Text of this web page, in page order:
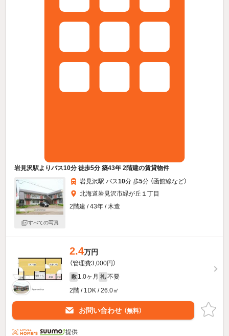
岩見沢駅よりバス10分 徒歩5分 築43年 2階建の賃貸物件
すべての写真
岩見沢駅 バス10分 歩5分 （函館線など）
北海道岩見沢市緑が丘１丁目
2階建 / 43年 / 木造
2.4万円
（管理費3,000円）
敷 1.0ヶ月 礼 不要
2階 / 1DK / 26.0㎡
お問い合わせ （無料）
提供